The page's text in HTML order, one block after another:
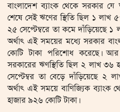
বাংলাদেশ ব্যাংক থেকে সরকার
শেষে সেই ঋণের স্থিতি ছিল ১ লাখ
২৫ সেপ্টেম্বরে তা কমে দাঁড়িয়েছে ১
অর্থাৎ এই সময়ের মধ্যে সরকার
কোটি টাকা পরিশোধ করেছে। আর
সরকারের ঋণস্থিতি ছিল ২ লাখ ৩৬
সেপ্টেম্বর তা বেড়ে দাঁড়িয়েছে ২
অর্থাৎ এই সময়ে বাণিজ্যিক
হাজার ৯২৬ কোটি টাকা।